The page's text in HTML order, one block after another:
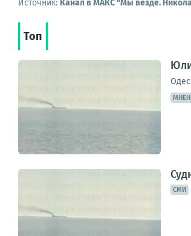
Источник: Канал в МАКС "Мы везде.
Топ
СМИ